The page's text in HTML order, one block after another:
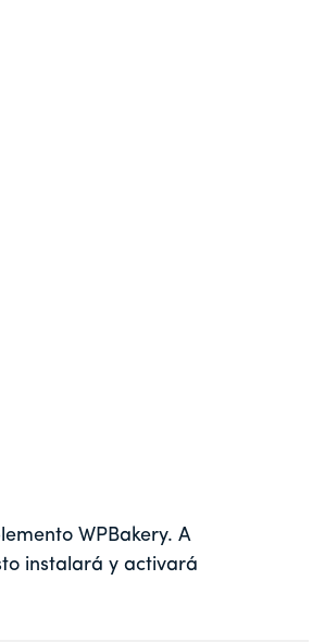
WPBakery. A
instalará y activará